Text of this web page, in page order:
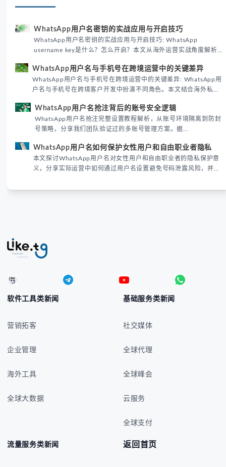
WhatsApp用户名密钥的实战应用与开启技巧
WhatsApp用户名密钥的实战应用与开启技巧: WhatsApp
username key是什么？怎么开启？本文从海外运营实战角度解析
境团队高效触达目标客户。
WhatsApp用户名与手机号在跨境运营中的关键差异
WhatsApp用户名与手机号在跨境运营中的关键差异: WhatsApp用
户名与手机号在跨境客户开发中扮演不同角色。本文结合海外私域
际差异，帮助团队优化WhatsApp营销策略。
WhatsApp用户名抢注背后的账号安全逻辑
WhatsApp用户名抢注完整设置教程解析，从账号环境隔离到防封
号策略，分享我们团队验证过的多账号管理方案。据
性直接影响转化率。
WhatsApp用户名如何保护女性用户和自由职业者隐私
本文探讨WhatsApp用户名对女性用户和自由职业者的隐私保护意
义，分享实际运营中如何通过用户名设置避免号码泄露风险，并提
已成为全球数字沟通的首要考量。
软件工具类新闻
营销拓客
企业管理
海外工具
全球大数据
基础服务类新闻
社交媒体
全球代理
全球峰会
云服务
全球支付
流量服务类新闻 返回首页